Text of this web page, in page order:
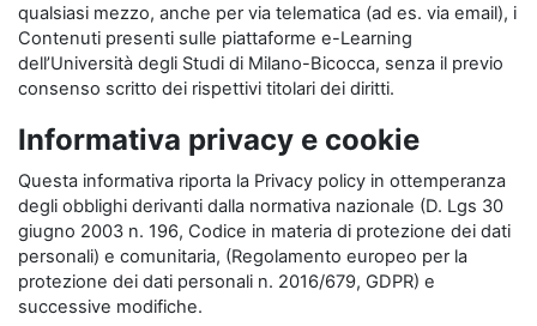
qualsiasi mezzo, anche per via telematica (ad es. via email), i
Contenuti presenti sulle piattaforme e-Learning
dell’Università degli Studi di Milano-Bicocca, senza il previo
consenso scritto dei rispettivi titolari dei diritti.
Informativa privacy e cookie
Questa informativa riporta la Privacy policy in ottemperanza
degli obblighi derivanti dalla normativa nazionale (D. Lgs 30
giugno 2003 n. 196, Codice in materia di protezione dei dati
personali) e comunitaria, (Regolamento europeo per la
protezione dei dati personali n. 2016/679, GDPR) e
successive modifiche.